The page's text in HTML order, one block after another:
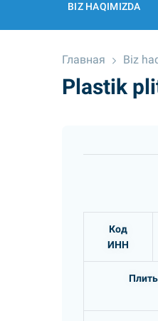
BIZ HAQIMIZDA
Главная Biz
Plastik
Код
ИНН